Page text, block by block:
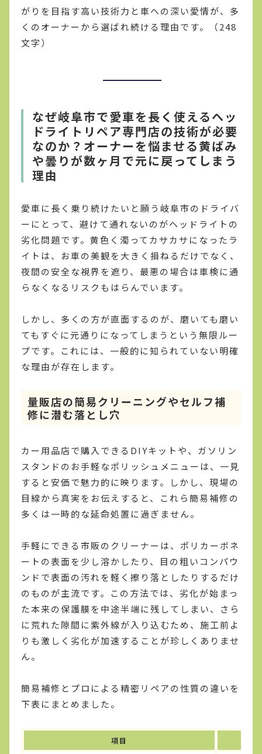
がりを目指す高い技術力と車への深い愛情が、多
くのオーナーから選ばれ続ける理由です。（248
文字）
なぜ岐阜市で愛車を長く使えるヘッ
ドライトリペア専門店の技術が必要
なのか？オーナーを悩ませる黄ばみ
や曇りが数ヶ月で元に戻ってしまう
理由
愛車に長く乗り続けたいと願う岐阜市のドライバ
ーにとって、避けて通れないのがヘッドライトの
劣化問題です。黄色く濁ってカサカサになったラ
イトは、お車の美観を大きく損ねるだけでなく、
夜間の安全な視界を遮り、最悪の場合は車検に通
らなくなるリスクもはらんでいます。
しかし、多くの方が直面するのが、磨いても磨い
てもすぐに元通りになってしまうという無限ルー
プです。これには、一般的に知られていない明確
な理由が存在します。
量販店の簡易クリーニングやセルフ補
修に潜む落とし穴
カー用品店で購入できるDIYキットや、ガソリン
スタンドのお手軽なポリッシュメニューは、一見
すると安価で魅力的に映ります。しかし、現場の
目線から真実をお伝えすると、これら簡易補修の
多くは一時的な延命処置に過ぎません。
手軽にできる市販のクリーナーは、ポリカーボネ
ートの表面を少し溶かしたり、目の粗いコンパウ
ンドで表面の汚れを軽く擦り落としたりするだけ
のものが主流です。この方法では、劣化が始まっ
た本来の保護膜を中途半端に残してしまい、さら
に荒れた隙間に紫外線が入り込むため、施工前よ
りも激しく劣化が加速することが珍しくありませ
ん。
簡易補修とプロによる精密リペアの性質の違いを
下表にまとめました。
項目